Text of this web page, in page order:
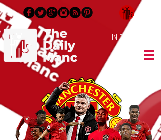
Inicia Sesión/